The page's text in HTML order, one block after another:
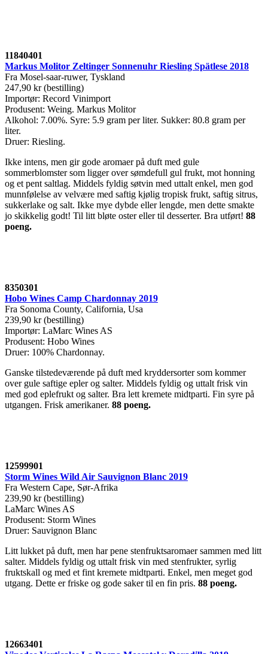
11840401
Markus Molitor Zeltinger Sonnenuhr Riesling Spätlese 2018
Fra Mosel-saar-ruwer, Tyskland
247,90 kr (bestilling)
Importør: Record Vinimport
Produsent: Weing. Markus Molitor
Alkohol: 7.00%. Syre: 5.9 gram per liter. Sukker: 80.8 gram per
liter.
Druer: Riesling.
Ikke intens, men gir gode aromaer på duft med gule
sommerblomster som ligger over sømdefull gul frukt, mot honning
og et pent saltlag. Middels fyldig søtvin med uttalt enkel, men god
munnfølelse av velvære med saftig kjølig tropisk frukt, saftig sitrus,
sukkerlake og salt. Ikke mye dybde eller lengde, men dette smakte
jo skikkelig godt! Til litt bløte oster eller til desserter. Bra utført! 88
poeng.
8350301
Hobo Wines Camp Chardonnay 2019
Fra Sonoma County, California, Usa
239,90 kr (bestilling)
Importør: LaMarc Wines AS
Produsent: Hobo Wines
Druer: 100% Chardonnay.
Ganske tilstedeværende på duft med kryddersorter som kommer
over gule saftige epler og salter. Middels fyldig og uttalt frisk vin
med god eplefrukt og salter. Bra lett kremete midtparti. Fin syre på
utgangen. Frisk amerikaner. 88 poeng.
12599901
Storm Wines Wild Air Sauvignon Blanc 2019
Fra Western Cape, Sør-Afrika
239,90 kr (bestilling)
LaMarc Wines AS
Produsent: Storm Wines
Druer: Sauvignon Blanc
Litt lukket på duft, men har pene stenfruktsaromaer sammen med litt
salter. Middels fyldig og uttalt frisk vin med stenfrukter, syrlig
fruktskall og med et fint kremete midtparti. Enkel, men meget god
utgang. Dette er friske og gode saker til en fin pris. 88 poeng.
12663401